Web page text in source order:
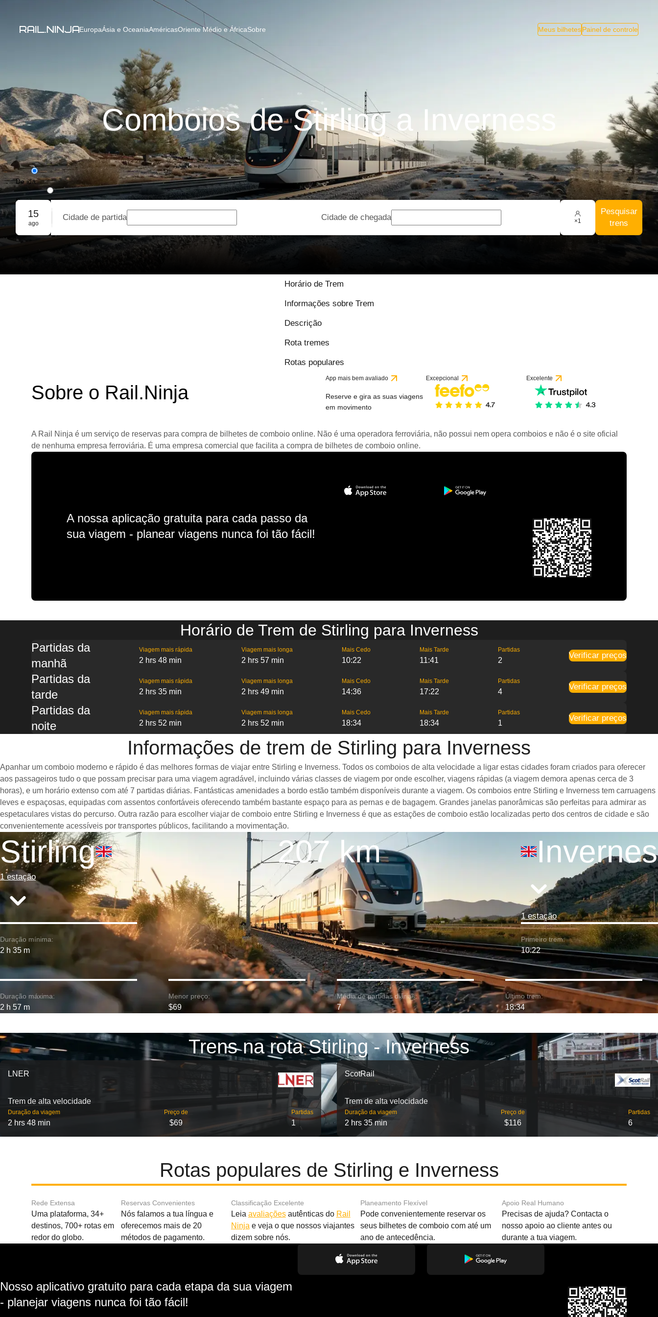
EuropaÁsia e OceaniaAméricasOriente Médio e ÁfricaSobre Meus bilhetesPainel de controle
Comboios de Stirling a Inverness
De ida
De ida e volta
Reserva em grupo
15
ago
Cidade de partida Cidade de chegada ×1
Pesquisar
trens
Horário de Trem
Informações sobre Trem
Descrição
Rota tremes
Rotas populares
Sobre o Rail.Ninja
App mais bem avaliado
Reserve e gira as suas viagens
em movimento
Excepcional Excelente
A Rail Ninja é um serviço de reservas para compra de bilhetes de comboio online. Não é uma operadora ferroviária, não possui nem opera comboios e não é o site oficial
de nenhuma empresa ferroviária. É uma empresa comercial que facilita a compra de bilhetes de comboio online.
A nossa aplicação gratuita para cada passo da
sua viagem - planear viagens nunca foi tão fácil!
Horário de Trem de Stirling para Inverness
Partidas da
manhã
Viagem mais rápida
2 hrs 48 min
Viagem mais longa
2 hrs 57 min
Mais Cedo
10:22
Mais Tarde
11:41
Partidas
2
Verificar preços
Partidas da
tarde
Viagem mais rápida
2 hrs 35 min
Viagem mais longa
2 hrs 49 min
Mais Cedo
14:36
Mais Tarde
17:22
Partidas
4
Verificar preços
Partidas da
noite
Viagem mais rápida
2 hrs 52 min
Viagem mais longa
2 hrs 52 min
Mais Cedo
18:34
Mais Tarde
18:34
Partidas
1
Verificar preços
Informações de trem de Stirling para Inverness
Apanhar um comboio moderno e rápido é das melhores formas de viajar entre Stirling e Inverness. Todos os comboios de alta velocidade a ligar estas cidades foram criados para oferecer
aos passageiros tudo o que possam precisar para uma viagem agradável, incluindo várias classes de viagem por onde escolher, viagens rápidas (a viagem demora apenas cerca de 3
horas), e um horário extenso com até 7 partidas diárias. Fantásticas amenidades a bordo estão também disponíveis durante a viagem. Os comboios entre Stirling e Inverness tem carruagens
leves e espaçosas, equipadas com assentos confortáveis oferecendo também bastante espaço para as pernas e de bagagem. Grandes janelas panorâmicas são perfeitas para admirar as
espetaculares vistas do percurso. Outra razão para escolher viajar de comboio entre Stirling e Inverness é que as estações de comboio estão localizadas perto dos centros de cidade e são
convenientemente acessíveis por transportes públicos, facilitando a movimentação.
Stirling
1 estação
207 km
1 estação
Duração mínima:
2 h 35 m
Primeiro trem:
10:22
Duração máxima:
2 h 57 m
Menor preço:
$69
Média de partidas diárias:
7
Último trem:
18:34
Trens na rota Stirling - Inverness
LNER
Trem de alta velocidade
Duração da viagem
2 hrs 48 min
Preço de
$69
Partidas
1
ScotRail
Trem de alta velocidade
Duração da viagem
2 hrs 35 min
Preço de
$116
Partidas
6
Rotas populares de Stirling e Inverness
Rede Extensa
Uma plataforma, 34+
destinos, 700+ rotas em
redor do globo.
Reservas Convenientes
Nós falamos a tua língua e
oferecemos mais de 20
métodos de pagamento.
Classificação Excelente
Leia avaliaçõesautênticas do Rail
Ninja e veja o que nossos viajantes
dizem sobre nós.
Planeamento Flexível
Pode convenientemente reservar os
seus bilhetes de comboio com até um
ano de antecedência.
Apoio Real Humano
Precisas de ajuda? Contacta o
nosso apoio ao cliente antes ou
durante a tua viagem.
Nosso aplicativo gratuito para cada etapa da sua viagem
- planejar viagens nunca foi tão fácil!